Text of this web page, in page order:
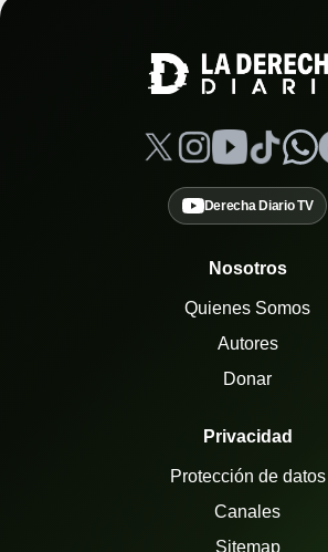
Derecha Diario TV
Nosotros
Quienes Somos
Autores
Donar
Privacidad
Protección de datos
Canales
Sitemap